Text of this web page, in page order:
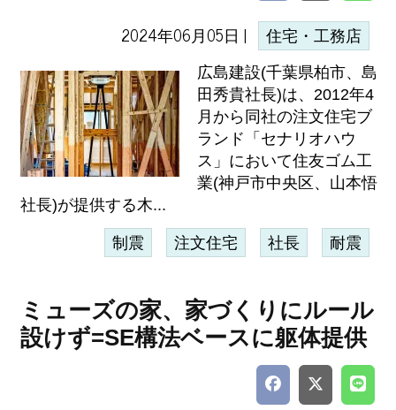
2024年06月05日 | 住宅・工務店
広島建設(千葉県柏市、島
田秀貴社長)は、2012年4
月から同社の注文住宅ブ
ランド「セナリオハウ
ス」において住友ゴム工
業(神戸市中央区、山本悟
社長)が提供する木...
制震 注文住宅 社長 耐震
ミューズの家、家づくりにルール
設けず=SE構法ベースに躯体提供